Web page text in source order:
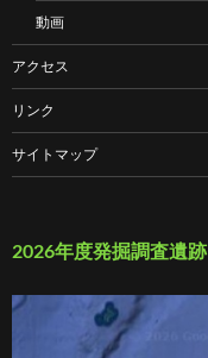
動画
アクセス
リンク
サイトマップ
2026年度発掘調査遺跡